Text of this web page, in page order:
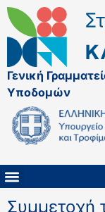
Γενική
Υποδομών
Συμμετοχή